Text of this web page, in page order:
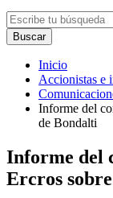
Inicio
Accionistas e
Informe del
de Bondalti
Informe del
Ercros